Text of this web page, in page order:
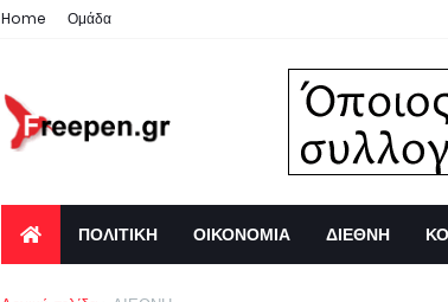
Home Ομάδα
ΠΟΛΙΤΙΚΗ ΟΙΚΟΝΟΜΙΑ ΔΙΕΘΝΗ